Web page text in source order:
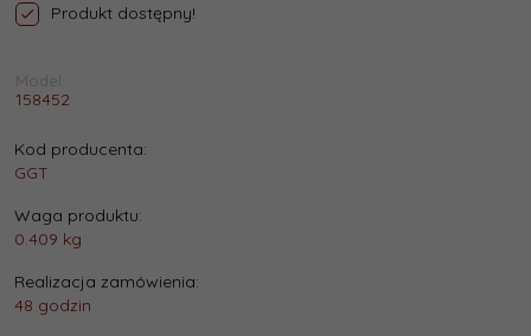
Produkt dostępny!
Model:
158452
Kod producenta:
GGT
Waga produktu:
0.409 kg
Realizacja zamówienia:
48 godzin